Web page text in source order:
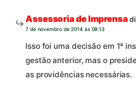
Assessoria de Imprensa
7 de novembro de 2014 às 09:13
Isso foi uma decisão em 1ª
gestão anterior, mas o
as providências necessárias.